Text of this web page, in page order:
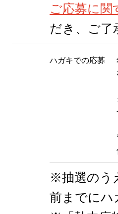
ご応募に関
だき、ご了
ハガキでの応募
※抽選のう
前までにハ